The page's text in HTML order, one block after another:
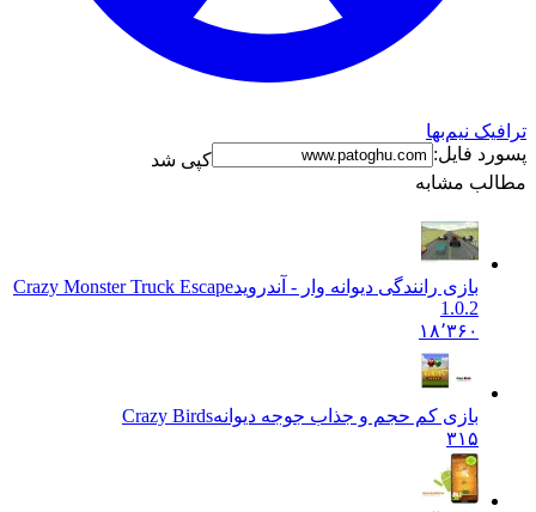
نیم‌بها
فایل:
کپی شد
مشابه
بازی رانندگی دیوانه وار - آندروید Crazy Monster Truck Escape
۱۸٬۳۶۰
بازی کم حجم و جذاب جوجه دیوانهCrazy Birds